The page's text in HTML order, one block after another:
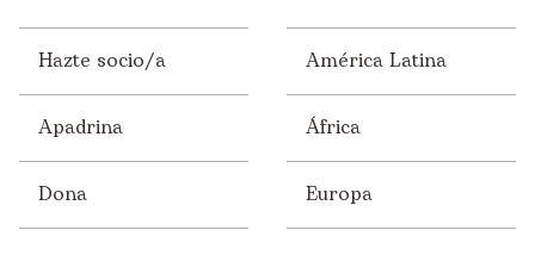
Hazte socio/a
Apadrina
Dona
América Latina
África
Europa